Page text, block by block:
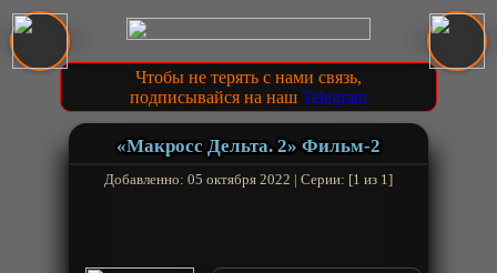
Чтобы не терять с нами связь,
подписывайся на наш Telegram
«Макросс Дельта. 2» Фильм-2
Добавленно: 05 октября 2022 | Серии: [1 из 1]